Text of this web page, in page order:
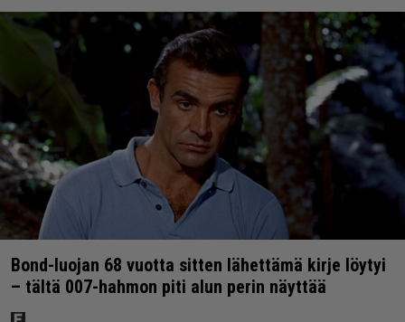
Bond-luojan 68 vuotta sitten lähettämä kirje löytyi
– tältä 007-hahmon piti alun perin näyttää